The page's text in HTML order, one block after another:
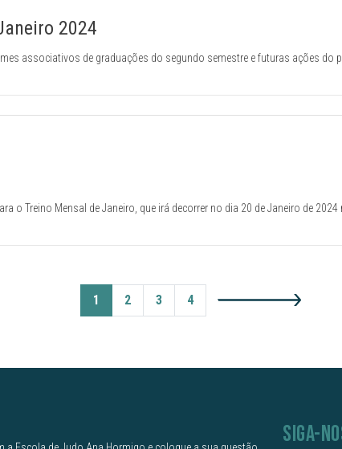
2024
associativos de graduações do segundo semestre e futuras ações do
decorrer no dia 20 de Janeiro de 2024 na Sala de
1 2 3 4
SIGA-